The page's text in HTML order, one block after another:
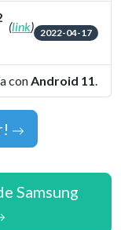
(link) 2022-04-17
conAndroid 11.
Samsung